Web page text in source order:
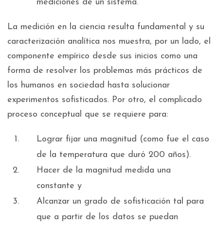
mediciones de un sistema.
La medición en la ciencia resulta fundamental y su
caracterización analítica nos muestra, por un lado, el
componente empírico desde sus inicios como una
forma de resolver los problemas más prácticos de
los humanos en sociedad hasta solucionar
experimentos sofisticados. Por otro, el complicado
proceso conceptual que se requiere para:
Lograr fijar una magnitud (como fue el caso
de la temperatura que duró 200 años).
Hacer de la magnitud medida una
constante y
Alcanzar un grado de sofisticación tal para
que a partir de los datos se puedan